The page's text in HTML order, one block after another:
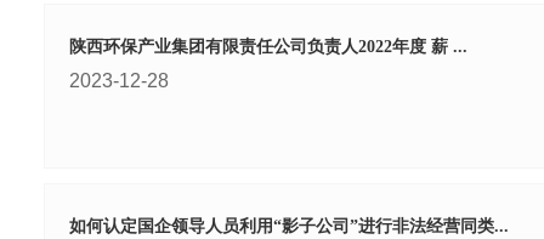
陕西环保产业集团有限责任公司负责人2022年度 薪 ...
2023-12-28
如何认定国企领导人员利用“影子公司”进行非法经营同类...